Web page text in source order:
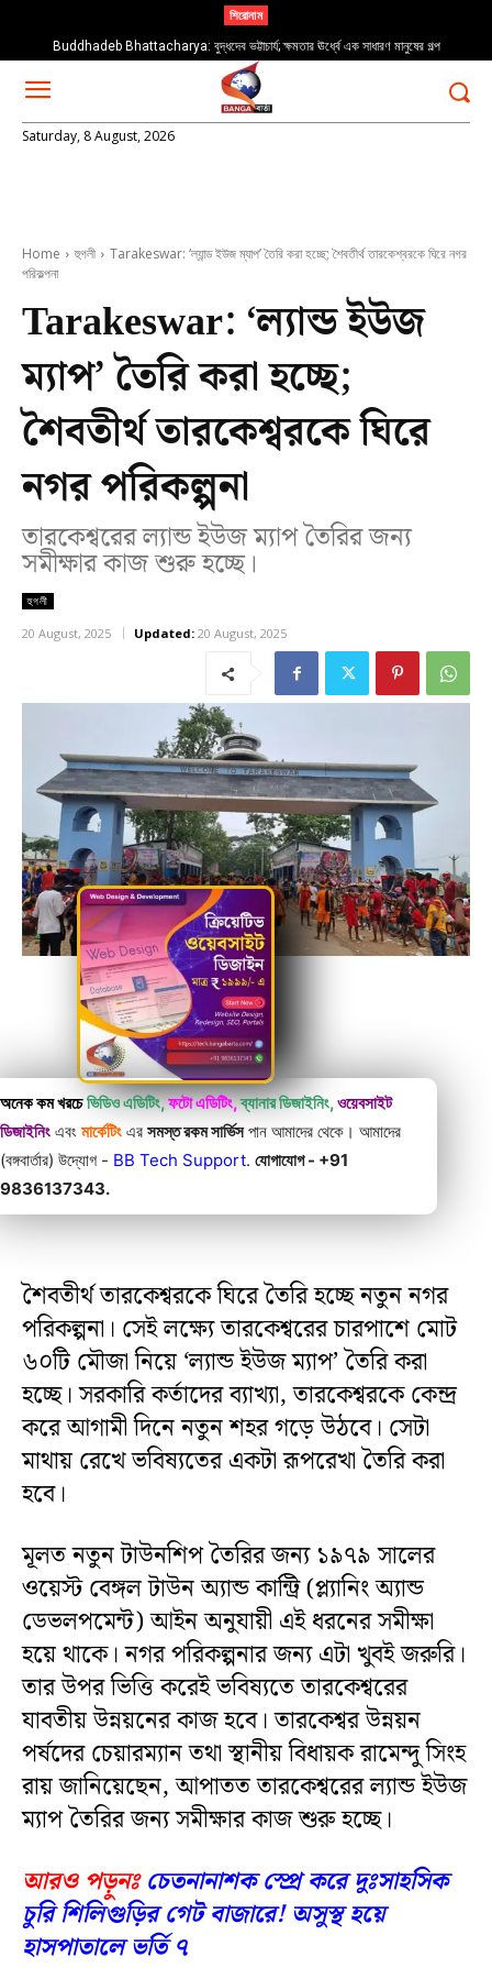
শিরোনাম
Buddhadeb Bhattacharya: বুদ্ধদেব ভট্টাচার্য; ক্ষমতার ঊর্ধ্বে এক সাধারণ মানুষের গল্প
Saturday, 8 August, 2026
Home হুগলী
Tarakeswar: ‘ল্যান্ড ইউজ ম্যাপ’ তৈরি করা হচ্ছে; শৈবতীর্থ তারকেশ্বরকে ঘিরে নগর
পরিকল্পনা
Tarakeswar: ‘ল্যান্ড ইউজ
ম্যাপ’ তৈরি করা হচ্ছে;
শৈবতীর্থ তারকেশ্বরকে ঘিরে
নগর পরিকল্পনা
তারকেশ্বরের ল্যান্ড ইউজ ম্যাপ তৈরির জন্য
সমীক্ষার কাজ শুরু হচ্ছে।
হুগলী
20 August, 2025 Updated: 20 August, 2025
অনেক কম খরচে ভিডিও এডিটিং,ফটো এডিটিং,ব্যানার ডিজাইনিং,ওয়েবসাইট
ডিজাইনিং এবং মার্কেটিং এর সমস্ত রকম সার্ভিসপান আমাদের থেকে। আমাদের
(বঙ্গবার্তার) উদ্যোগ - BB Tech Support. যোগাযোগ - +91
9836137343.
শৈবতীর্থ তারকেশ্বরকে ঘিরে তৈরি হচ্ছে নতুন নগর
পরিকল্পনা। সেই লক্ষ্যে তারকেশ্বরের চারপাশে মোট
৬০টি মৌজা নিয়ে ‘ল্যান্ড ইউজ ম্যাপ’ তৈরি করা
হচ্ছে। সরকারি কর্তাদের ব্যাখ্যা, তারকেশ্বরকে কেন্দ্র
করে আগামী দিনে নতুন শহর গড়ে উঠবে। সেটা
মাথায় রেখে ভবিষ্যতের একটা রূপরেখা তৈরি করা
হবে।
মূলত নতুন টাউনশিপ তৈরির জন্য ১৯৭৯ সালের
ওয়েস্ট বেঙ্গল টাউন অ্যান্ড কান্ট্রি (প্ল্যানিং অ্যান্ড
ডেভলপমেন্ট) আইন অনুযায়ী এই ধরনের সমীক্ষা
হয়ে থাকে। নগর পরিকল্পনার জন্য এটা খুবই জরুরি।
তার উপর ভিত্তি করেই ভবিষ্যতে তারকেশ্বরের
যাবতীয় উন্নয়নের কাজ হবে। তারকেশ্বর উন্নয়ন
পর্ষদের চেয়ারম্যান তথা স্থানীয় বিধায়ক রামেন্দু সিংহ
রায় জানিয়েছেন, আপাতত তারকেশ্বরের ল্যান্ড ইউজ
ম্যাপ তৈরির জন্য সমীক্ষার কাজ শুরু হচ্ছে।
আরও পড়ুনঃ চেতনানাশক স্প্রে করে দুঃসাহসিক
চুরি শিলিগুড়ির গেট বাজারে! অসুস্থ হয়ে
হাসপাতালে ভর্তি ৭